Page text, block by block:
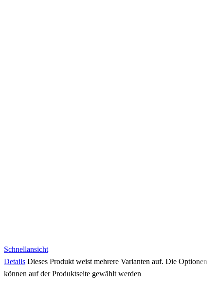
Schnellansicht
Details Dieses Produkt weist mehrere Varianten auf. Die Optionen
können auf der Produktseite gewählt werden